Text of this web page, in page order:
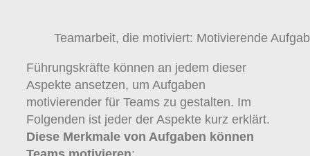
Teamarbeit, die motiviert: Motivierende
Führungskräfte können an jedem dieser
Aspekte ansetzen, um Aufgaben
motivierender für Teams zu gestalten. Im
Folgenden ist jeder der Aspekte kurz erklärt.
Diese Merkmale von Aufgaben können